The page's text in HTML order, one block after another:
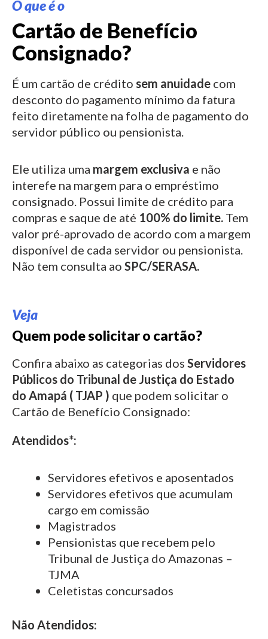
O que é o
Cartão de Benefício
Consignado?
É um cartão de crédito sem anuidade com
desconto do pagamento mínimo da fatura
feito diretamente na folha de pagamento do
servidor público ou pensionista.
Ele utiliza uma margem exclusiva e não
interefe na margem para o empréstimo
consignado. Possui limite de crédito para
compras e saque de até 100% do limite. Tem
valor pré-aprovado de acordo com a margem
disponível de cada servidor ou pensionista.
Não tem consulta ao SPC/SERASA.
Veja
Quem pode solicitar o cartão?
Confira abaixo as categorias dos Servidores
Públicos do Tribunal de Justiça do Estado
do Amapá ( TJAP ) que podem solicitar o
Cartão de Benefício Consignado:
Atendidos*:
Servidores efetivos e aposentados
Servidores efetivos que acumulam
cargo em comissão
Magistrados
Pensionistas que recebem pelo
Tribunal de Justiça do Amazonas –
TJMA
Celetistas concursados
Não Atendidos: